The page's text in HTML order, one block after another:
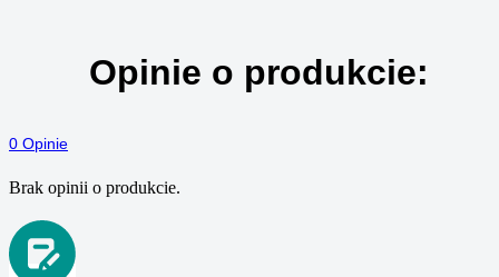
Opinie o produkcie:
0 Opinie
Brak opinii o produkcie.